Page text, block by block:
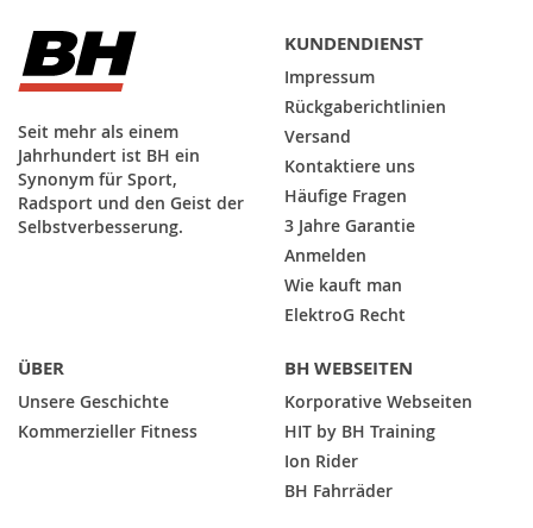
Seit mehr als einem
Jahrhundert ist BH ein
Synonym für Sport,
Radsport und den Geist der
Selbstverbesserung.
KUNDENDIENST
Impressum
Rückgaberichtlinien
Versand
Kontaktiere uns
Häufige Fragen
3 Jahre Garantie
Anmelden
Wie kauft man
ElektroG Recht
ÜBER
Unsere Geschichte
Kommerzieller Fitness
BH WEBSEITEN
Korporative Webseiten
HIT by BH Training
Ion Rider
BH Fahrräder